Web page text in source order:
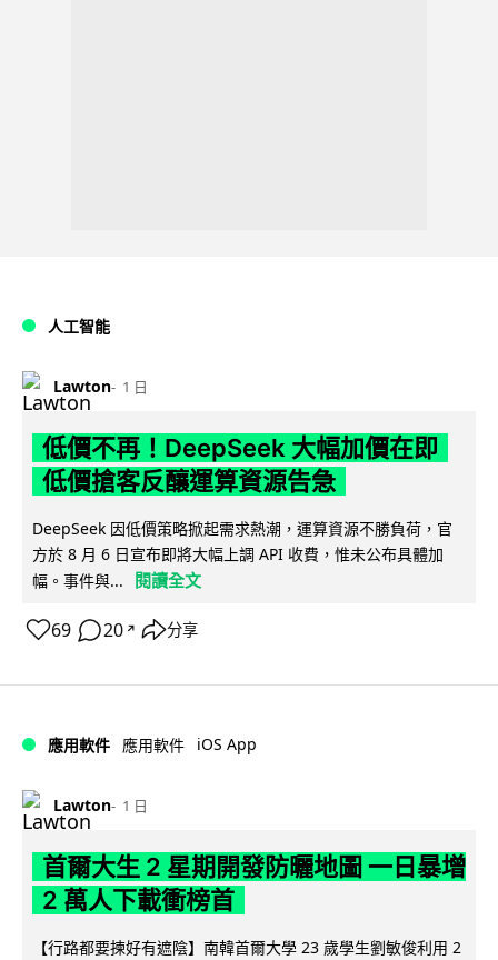
人工智能
Lawton 1 日
低價不再！DeepSeek 大幅加價在即
低價搶客反釀運算資源告急
DeepSeek 因低價策略掀起需求熱潮，運算資源不勝負荷，官
方於 8 月 6 日宣布即將大幅上調 API 收費，惟未公布具體加
幅。事件與...
閱讀全文
69 20 ↗ 分享
應用軟件 應用軟件 iOS App
Lawton 1 日
首爾大生 2 星期開發防曬地圖 一日暴增
2 萬人下載衝榜首
【行路都要揀好有遮陰】南韓首爾大學 23 歲學生劉敏俊利用 2